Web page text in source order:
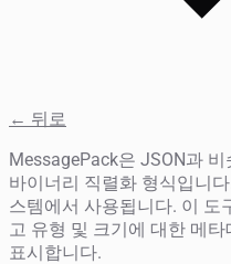
← 뒤로
MessagePack은 JSON과
바이너리 직렬화 형식입니
스템에서 사용됩니다. 이 도
고 유형 및 크기에 대한 메
표시합니다.